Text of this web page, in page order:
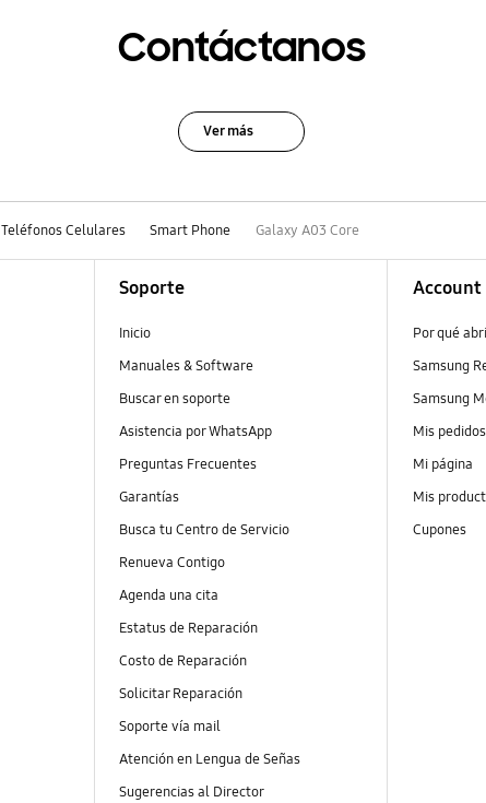
Contáctanos
Ver más
Teléfonos Celulares Smart Phone Galaxy A03 Core
Soporte
Inicio
Manuales & Software
Buscar en soporte
Asistencia por WhatsApp
Preguntas Frecuentes
Garantías
Busca tu Centro de Servicio
Renueva Contigo
Agenda una cita
Estatus de Reparación
Costo de Reparación
Solicitar Reparación
Soporte vía mail
Atención en Lengua de Señas
Sugerencias al Director
Account
Por qué
Samsung
Samsung
Mis pedidos
Mi página
Mis
Cupones